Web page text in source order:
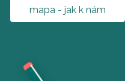
mapa - jak k nám